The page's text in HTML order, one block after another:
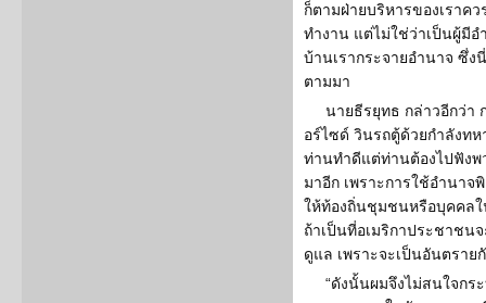
ก็ตามฝ่ายบริหารของเราค
ทำงาน แต่ไม่ใช่ว่าเป็นผู้มีอ
บ้านเรากระจายอำนาจ ซึ่
ตามมา
นายธีรยุทธ กล่าวอีกว่า
อร์ไซด์ วินรถตู้ด้วยกำลังท
ท่านทำดีแต่ท่านต้องไปฟังพ
มาอีก เพราะการใช้อำนาจ
ให้ท้องถิ่นชุมชนหรือบุคคล
ถ้าเป็นที่อเมริกาประชาชน
ดูแล เพราะจะเป็นอันตราย
“ดังนั้นผมจึงไม่สนใจกร